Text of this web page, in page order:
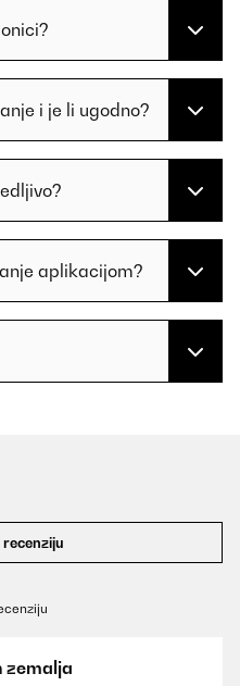
i je li ugodno?
aplikacijom?
zemalja